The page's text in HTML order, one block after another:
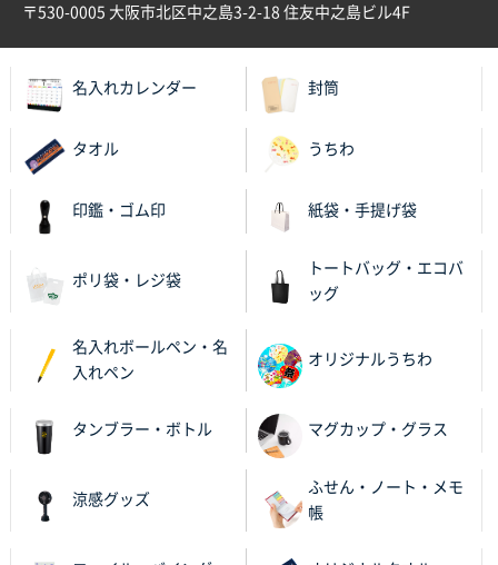
兵庫県S社様
以前発注しているので、データが残っている点が良か
2025年11月25日 16:41
前回同様、安心できるから
uni ジェットストリーム 05
2025年11月21日 16:39
何度か注文していて、満足していたから
神奈川県のお客様
のし文言が変更できたのと価格。
〒530-0005 大阪市北区中之島3-2-18 住友中之島ビル4F
名入れカレンダー 封筒
タオル うちわ
印鑑・ゴム印 紙袋・手提げ袋
ポリ袋・レジ袋
トートバッグ・エコバ
ッグ
名入れボールペン・名
入れペン
オリジナルうちわ
タンブラー・ボトル マグカップ・グラス
涼感グッズ
ふせん・ノート・メモ
帳